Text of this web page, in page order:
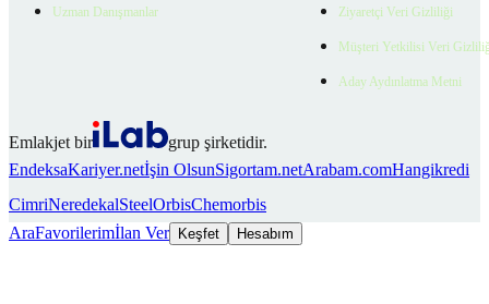
Uzman Danışmanlar Ziyaretçi Veri Gizliliği
Müşteri Yetkilisi Veri
Aday Aydınlatma Metni
Emlakjet bir
grup şirketidir.
EndeksaKariyer.netİşin OlsunSigortam.netArabam.comHangikredi
CimriNeredekalSteelOrbisChemorbis
AraFavorilerimİlan Ver Keşfet Hesabım